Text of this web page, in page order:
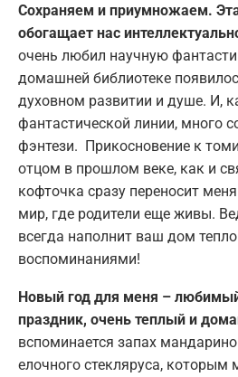
Сохраняем и приумножаем.
обогащает нас
очень любил научную
домашней библиотеке
духовном развитии и душе. И,
фантастической линии, много
фэнтези. Прикосновение к
отцом в прошлом веке, как и
кофточка сразу переносит
мир, где родители еще живы.
всегда наполнит ваш дом
воспоминаниями!
Новый год для меня –
праздник, очень теплый и
вспоминается запах
елочного стекляруса,